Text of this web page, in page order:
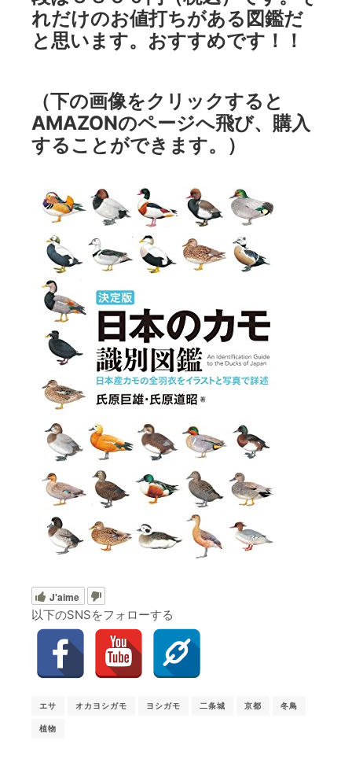
れだけのお値打ちがある図鑑だ
と思います。おすすめです！！
（下の画像をクリックすると
AMAZONのページへ飛び、購入
することができます。）
J'aime
以下のSNSをフォローする
エサ オカヨシガモ ヨシガモ 二条城 京都 冬鳥
植物